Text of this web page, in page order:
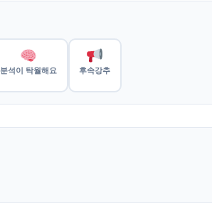
분석이 탁월해요 후속강추